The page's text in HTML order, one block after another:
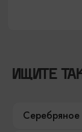
ИЩИТЕ